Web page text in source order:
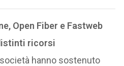
Open Fiber e Fastweb
ricorsi
hanno sostenuto